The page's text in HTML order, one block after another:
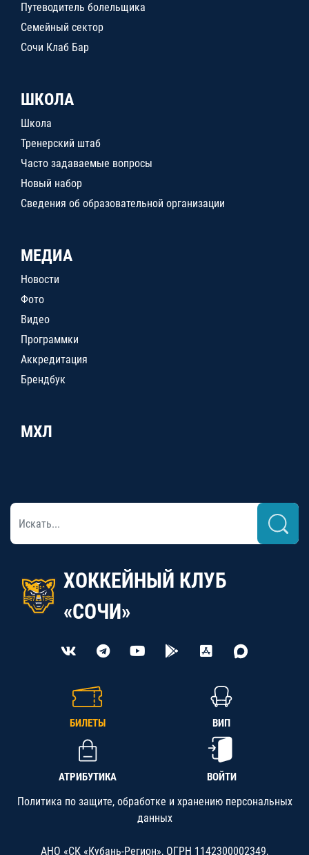
Путеводитель болельщика
Семейный сектор
Сочи Клаб Бар
ШКОЛА
Школа
Тренерский штаб
Часто задаваемые вопросы
Новый набор
Сведения об образовательной организации
МЕДИА
Новости
Фото
Видео
Программки
Аккредитация
Брендбук
МХЛ
ХОККЕЙНЫЙ КЛУБ
«СОЧИ»
БИЛЕТЫ ВИП
АТРИБУТИКА ВОЙТИ
Политика по защите, обработке и хранению персональных
данных
АНО «СК «Кубань-Регион», ОГРН 1142300002349,